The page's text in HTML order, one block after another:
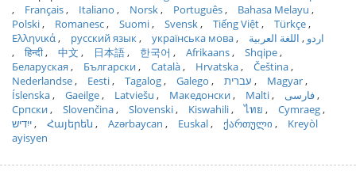
Français
Italiano Norsk Português
Bahasa Melayu
Polski
Romanesc Suomi Svensk Tiếng Việt
Türkçe
Ελληνικά
русский язык українська мова اردو
اللغة العربية
हिन्दी
中文 日本語 한국어 Afrikaans
Shqipe
Беларуская
Български Català Hrvatska
Čeština
Nederlandse
Eesti Tagalog Galego עברית
Magyar
Íslenska
Gaeilge Latviešu Македонски Malti
فارسی
Српски
Slovenčina Slovenski Kiswahili ไทย
Cymraeg
ייִדיש
Հայերեն Azərbaycan Euskal ქართული
Kreyòl
ayisyen